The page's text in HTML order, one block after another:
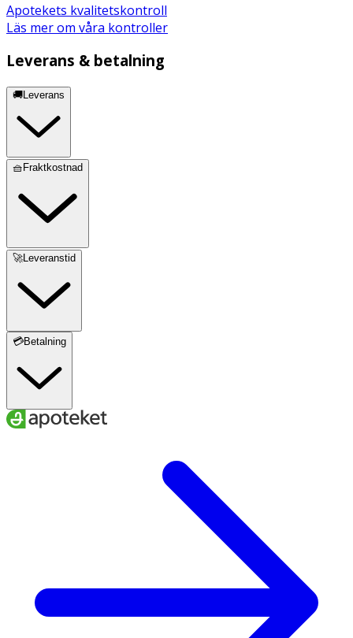
Apotekets kvalitetskontroll
Läs mer om våra kontroller
Leverans & betalning
🚚Leverans
🧺Fraktkostnad
🚀Leveranstid
💳Betalning